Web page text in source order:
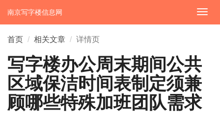
切
换
南京写字楼信息网
首页 相关文章 详情页
写字楼办公周末期间公共
区域保洁时间表制定须兼
顾哪些特殊加班团队需求